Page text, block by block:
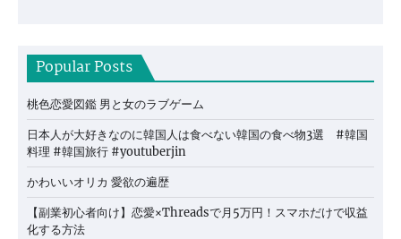
Popular Posts
桃色恋愛図鑑 男と女のラブゲーム
日本人が大好きなのに韓国人は食べない韓国の食べ物3選 #韓国
料理 #韓国旅行 #youtuberjin
かわいいオリカ 愛欲の遍歴
【副業初心者向け】恋愛×Threadsで月5万円！スマホだけで収益
化する方法